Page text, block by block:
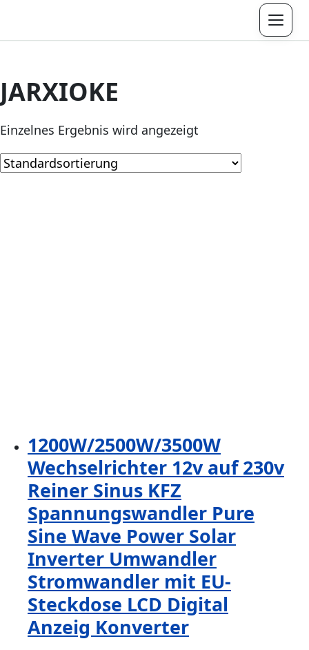
Menü
JARXIOKE
Einzelnes Ergebnis wird angezeigt
1200W/2500W/3500W
Wechselrichter 12v auf 230v
Reiner Sinus KFZ
Spannungswandler Pure
Sine Wave Power Solar
Inverter Umwandler
Stromwandler mit EU-
Steckdose LCD Digital
Anzeig Konverter